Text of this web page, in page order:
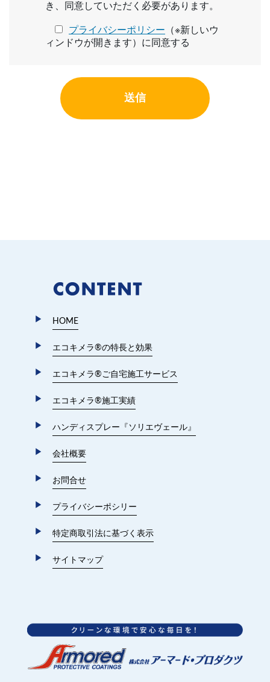
き、同意していただく必要があります。
プライバシーポリシー （※新しいウ
ィンドウが開きます）に同意する
HOME
エコキメラ®︎の特長と効果
エコキメラ®︎ご自宅施工サービス
エコキメラ®︎施工実績
ハンディスプレー『ソリエヴェール』
会社概要
お問合せ
プライバシーポシリー
特定商取引法に基づく表示
サイトマップ